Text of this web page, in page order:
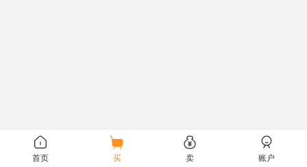
首页 买 卖 账户